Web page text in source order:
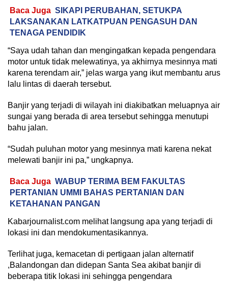
Baca Juga SIKAPI PERUBAHAN, SETUKPA
LAKSANAKAN LATKATPUAN PENGASUH DAN
TENAGA PENDIDIK
“Saya udah tahan dan mengingatkan kepada pengendara
motor untuk tidak melewatinya, ya akhirnya mesinnya mati
karena terendam air,” jelas warga yang ikut membantu arus
lalu lintas di daerah tersebut.
Banjir yang terjadi di wilayah ini diakibatkan meluapnya air
sungai yang berada di area tersebut sehingga menutupi
bahu jalan.
“Sudah puluhan motor yang mesinnya mati karena nekat
melewati banjir ini pa,” ungkapnya.
Baca Juga WABUP TERIMA BEM FAKULTAS
PERTANIAN UMMI BAHAS PERTANIAN DAN
KETAHANAN PANGAN
Kabarjournalist.com melihat langsung apa yang terjadi di
lokasi ini dan mendokumentasikannya.
Terlihat juga, kemacetan di pertigaan jalan alternatif
,Balandongan dan didepan Santa Sea akibat banjir di
beberapa titik lokasi ini sehingga pengendara